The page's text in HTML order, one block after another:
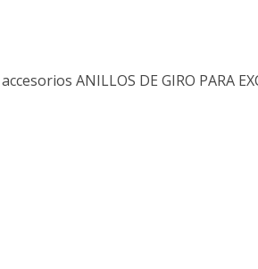
ANILLOS DE GIRO PARA